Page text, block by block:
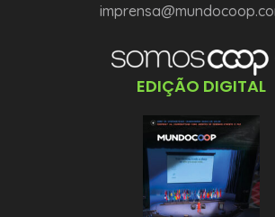
EDIÇÃO DIGITAL